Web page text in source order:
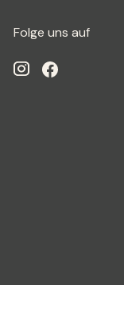
Folge uns auf